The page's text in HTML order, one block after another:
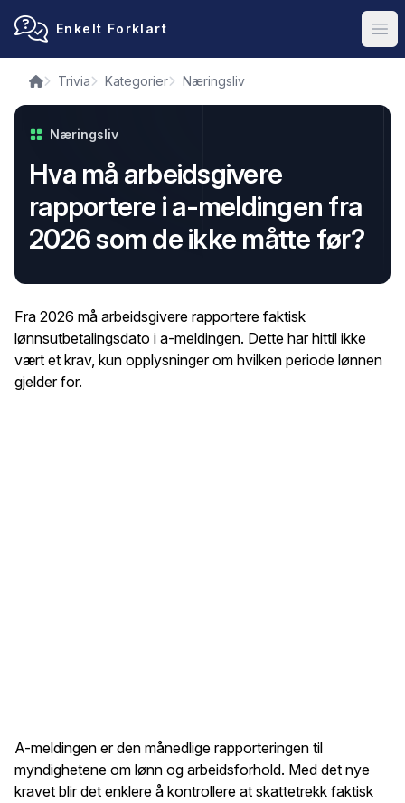
Enkelt Forklart
Trivia Kategorier Næringsliv
Næringsliv
Hva må arbeidsgivere
rapportere i a-meldingen fra
2026 som de ikke måtte før?
Fra 2026 må arbeidsgivere rapportere faktisk
lønnsutbetalingsdato i a-meldingen. Dette har hittil ikke
vært et krav, kun opplysninger om hvilken periode lønnen
gjelder for.
A-meldingen er den månedlige rapporteringen til
myndighetene om lønn og arbeidsforhold. Med det nye
kravet blir det enklere å kontrollere at skattetrekk faktisk